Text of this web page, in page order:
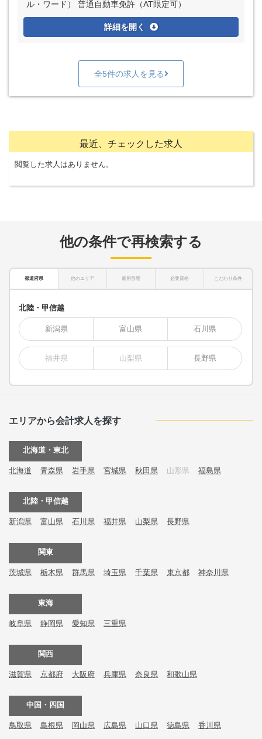
ル・ワード） 普通自動車免許（AT限定可）
詳細を開く
全5件の求人を見る
最近、チェックした求人
閲覧した求人はありません。
他の条件で再検索する
都道府県 他のエリア 雇用形態 必要資格 こだわり条件
北陸・甲信越
新潟県 富山県 石川県
福井県 山梨県 長野県
エリアから会計求人を探す
北海道・東北
北海道 青森県 岩手県 宮城県 秋田県 山形県 福島県
北陸・甲信越
新潟県 富山県 石川県 福井県 山梨県 長野県
関東
茨城県 栃木県 群馬県 埼玉県 千葉県 東京都 神奈川県
東海
岐阜県 静岡県 愛知県 三重県
関西
滋賀県 京都府 大阪府 兵庫県 奈良県 和歌山県
中国・四国
鳥取県 島根県 岡山県 広島県 山口県 徳島県 香川県